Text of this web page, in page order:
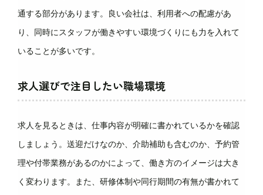
通する部分があります。良い会社は、利用者への配慮があ
り、同時にスタッフが働きやすい環境づくりにも力を入れて
いることが多いです。
求人選びで注目したい職場環境
求人を見るときは、仕事内容が明確に書かれているかを確認
しましょう。送迎だけなのか、介助補助も含むのか、予約管
理や付帯業務があるのかによって、働き方のイメージは大き
く変わります。また、研修体制や同行期間の有無が書かれて